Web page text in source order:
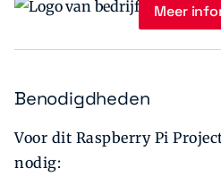
Meer
Benodigdheden
Voor dit Raspberry Pi
nodig: